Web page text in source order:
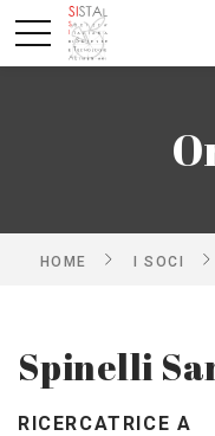
HOME I SOCI
Spinelli
RICERCATRICE A